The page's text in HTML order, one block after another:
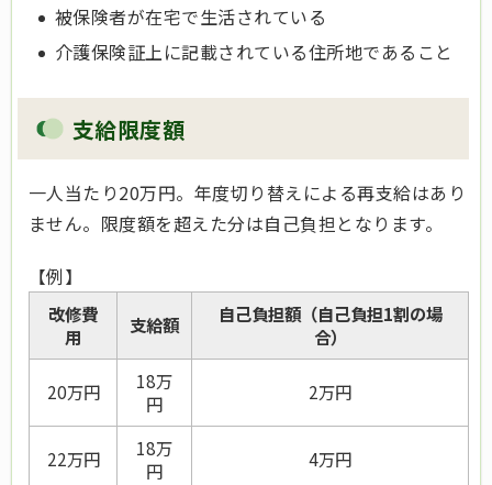
被保険者が在宅で生活されている
介護保険証上に記載されている住所地であること
支給限度額
一人当たり20万円。年度切り替えによる再支給はあり
ません。限度額を超えた分は自己負担となります。
【例】
改修費
用
支給額
自己負担額（自己負担1割の場
合）
20万円
18万
円
2万円
22万円
18万
円
4万円